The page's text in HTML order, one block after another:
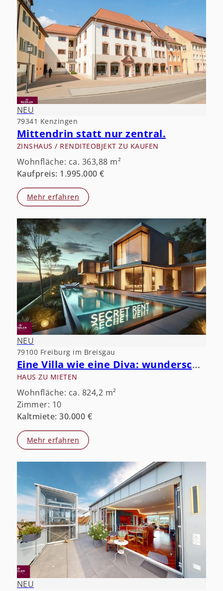
NEU
79341 Kenzingen
Mittendrin statt nur zentral.
ZINSHAUS / RENDITEOBJEKT ZU KAUFEN
Wohnfläche: ca. 363,88 m²
Kaufpreis: 1.995.000 €
Mehr erfahren
NEU
79100 Freiburg im Breisgau
Eine Villa wie eine Diva: wunderschön, aber öffentlichkeitsscheu.
HAUS ZU MIETEN
Wohnfläche: ca. 824,2 m²
Zimmer: 10
Kaltmiete: 30.000 €
Mehr erfahren
NEU